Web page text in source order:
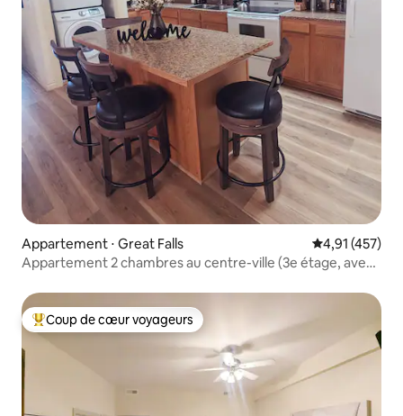
Appartement ⋅ Great Falls Évaluation
4,91 (457)
Appartement 2 chambres au centre-ville (3e étage, avec
Coups de cœur voyageurs les plus appréciés
Coup de cœur voyageurs